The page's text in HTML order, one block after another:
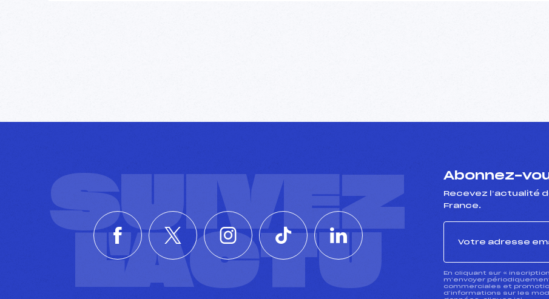
SUIVEZ
L'ACTU
Abonnez-
Recevez l’actualité
France.
En cliquant sur «
m’envoyer
commerciales et
d’informations sur les